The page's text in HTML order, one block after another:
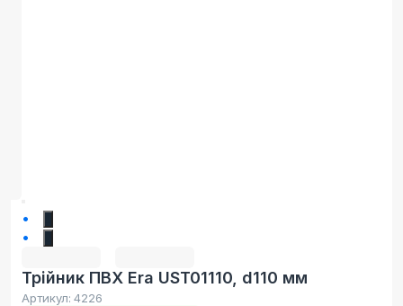
Трійник ПВХ Era UST01110, d110 мм
Артикул: 4226